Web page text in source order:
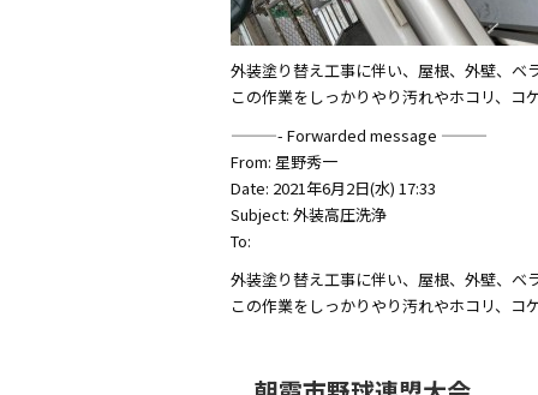
外装塗り替え工事に伴い、屋根、外壁、ベ
この作業をしっかりやり汚れやホコリ、
———- Forwarded message ———
From: 星野秀一
Date: 2021年6月2日(水) 17:33
Subject: 外装高圧洗浄
To:
外装塗り替え工事に伴い、屋根、外壁、ベ
この作業をしっかりやり汚れやホコリ、